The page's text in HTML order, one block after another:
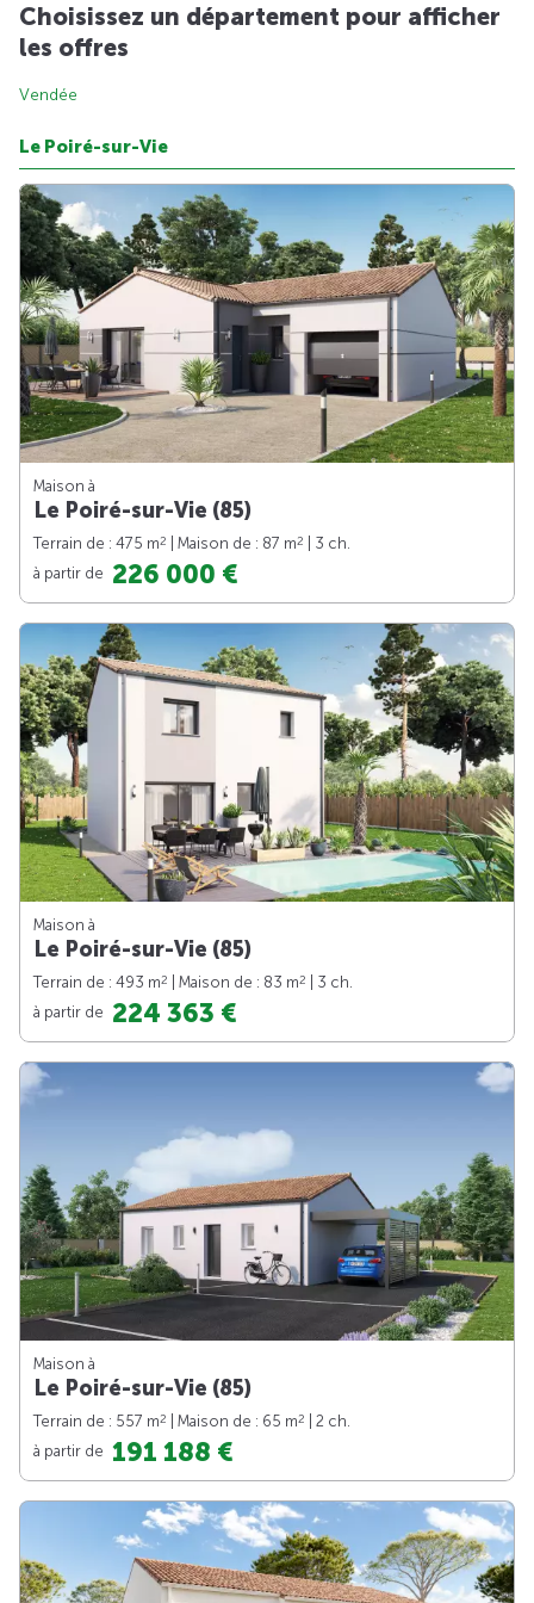
Choisissez un département pour afficher
les offres
Vendée
Le Poiré-sur-Vie
Maison à
Le Poiré-sur-Vie (85)
Terrain de : 475 m2 | Maison de : 87 m2
| 3 ch.
à partir de 226 000 €
Maison à
Le Poiré-sur-Vie (85)
Terrain de : 493 m2 | Maison de : 83 m2
| 3 ch.
à partir de 224 363 €
Maison à
Le Poiré-sur-Vie (85)
Terrain de : 557 m2 | Maison de : 65 m2
| 2 ch.
à partir de 191 188 €